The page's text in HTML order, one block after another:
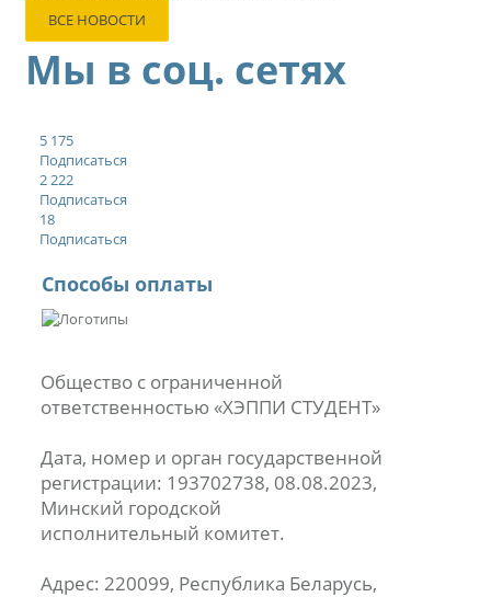
ВСЕ НОВОСТИ
Мы в соц. сетях
5 175
Подписаться
2 222
Подписаться
18
Подписаться
Способы оплаты
Общество с ограниченной
ответственностью «ХЭППИ СТУДЕНТ»
Дата, номер и орган государственной
регистрации: 193702738, 08.08.2023,
Минский городской
исполнительный комитет.
Адрес: 220099, Республика Беларусь,